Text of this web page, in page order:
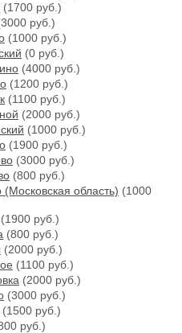
(1700 руб.)
руб.)
(1000 руб.)
(0 руб.)
(4000 руб.)
(1200 руб.)
(1100 руб.)
(2000 руб.)
(1000 руб.)
(1900 руб.)
(3000 руб.)
(800 руб.)
область) (1000
(1900 руб.)
(800 руб.)
(2000 руб.)
(1100 руб.)
(2000 руб.)
(3000 руб.)
(1500 руб.)
руб.)